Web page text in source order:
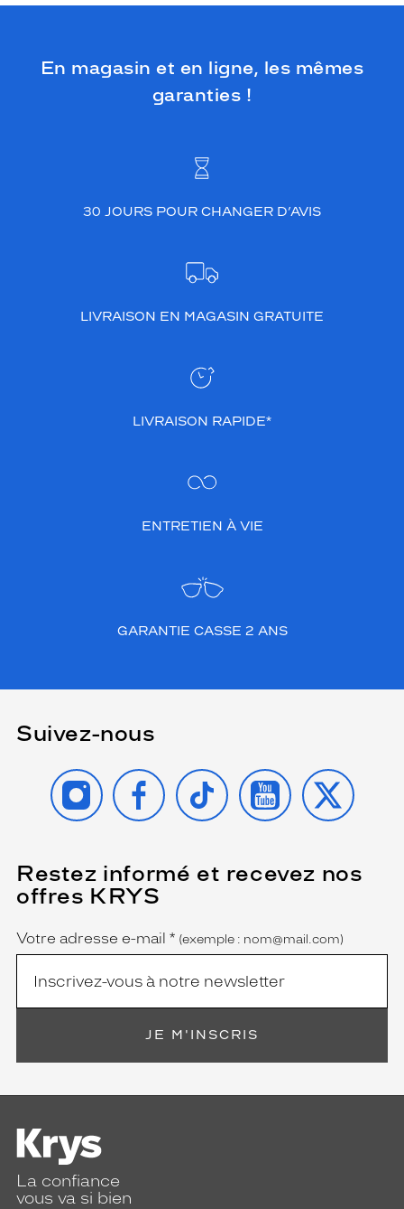
En magasin et en ligne, les mêmes
garanties !
30 JOURS POUR CHANGER D’AVIS
LIVRAISON EN MAGASIN GRATUITE
LIVRAISON RAPIDE*
ENTRETIEN À VIE
GARANTIE CASSE 2 ANS
Suivez-nous
INSTAGRAMFACEBOOK
TIKTOK YOUTUBE
X
Restez informé et recevez nos
offres KRYS
Name
Votre adresse e-mail *
(Ce
champ
est
obligatoire)
(exemple : nom@mail.com)
JE M'INSCRIS
La confiance
vous va si bien